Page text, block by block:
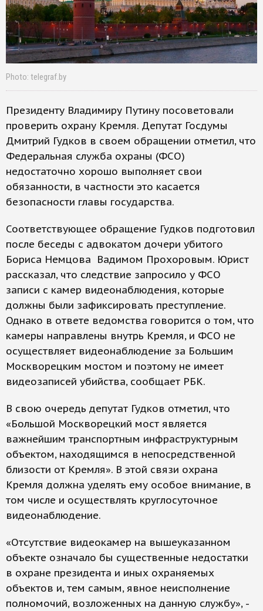
Photo: telegraf.by
Президенту Владимиру Путину посоветовали
проверить охрану Кремля. Депутат Госдумы
Дмитрий Гудков в своем обращении отметил, что
Федеральная служба охраны (ФСО)
недостаточно хорошо выполняет свои
обязанности, в частности это касается
безопасности главы государства.
Соответствующее обращение Гудков подготовил
после беседы с адвокатом дочери убитого
Бориса Немцова Вадимом Прохоровым. Юрист
рассказал, что следствие запросило у ФСО
записи с камер видеонаблюдения, которые
должны были зафиксировать преступление.
Однако в ответе ведомства говорится о том, что
камеры направлены внутрь Кремля, и ФСО не
осуществляет видеонаблюдение за Большим
Москворецким мостом и поэтому не имеет
видеозаписей убийства, сообщает РБК.
В свою очередь депутат Гудков отметил, что
«Большой Москворецкий мост является
важнейшим транспортным инфраструктурным
объектом, находящимся в непосредственной
близости от Кремля». В этой связи охрана
Кремля должна уделять ему особое внимание, в
том числе и осуществлять круглосуточное
видеонаблюдение.
«Отсутствие видеокамер на вышеуказанном
объекте означало бы существенные недостатки
в охране президента и иных охраняемых
объектов и, тем самым, явное неисполнение
полномочий, возложенных на данную службу», -